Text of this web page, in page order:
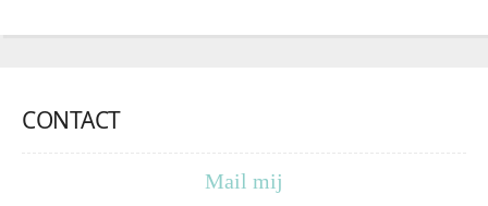
CONTACT
Mail mij